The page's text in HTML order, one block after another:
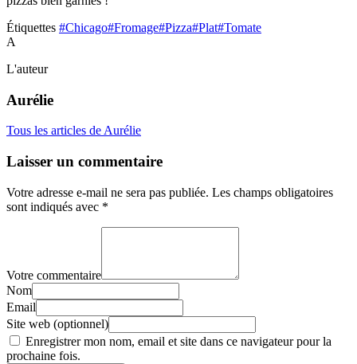
Étiquettes #Chicago#Fromage#Pizza#Plat#Tomate
A
L'auteur
Aurélie
Tous les articles de Aurélie
Laisser un commentaire
Votre adresse e-mail ne sera pas publiée. Les champs obligatoires
sont indiqués avec *
Votre commentaire
Nom
Email
Site web (optionnel)
Enregistrer mon nom, email et site dans ce navigateur pour la
prochaine fois.